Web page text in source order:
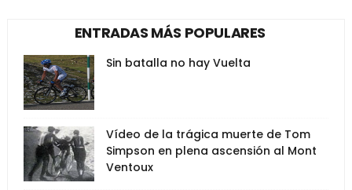
ENTRADAS MÁS POPULARES
Sin batalla no hay Vuelta
Vídeo de la trágica muerte de Tom
Simpson en plena ascensión al Mont
Ventoux